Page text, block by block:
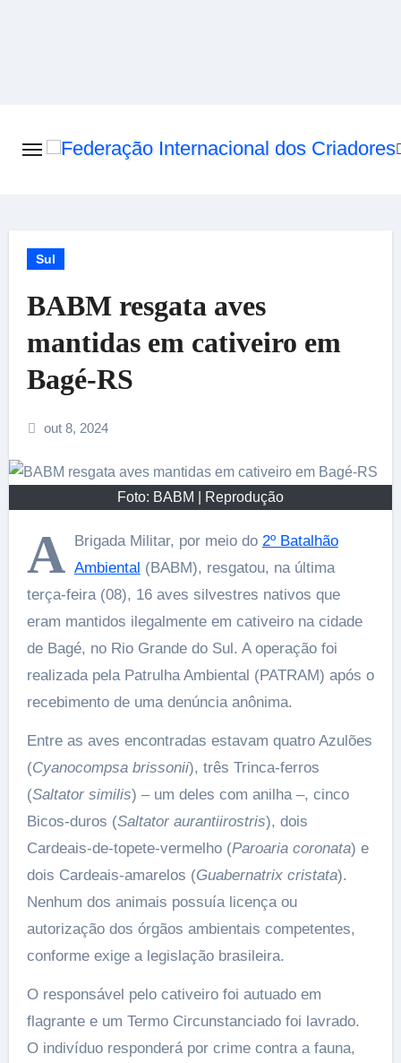
Sul
BABM resgata aves
mantidas em cativeiro em
Bagé-RS
out 8, 2024
Foto: BABM | Reprodução
A Brigada Militar, por meio do 2º Batalhão
Ambiental (BABM), resgatou, na última
terça-feira (08), 16 aves silvestres nativos que
eram mantidos ilegalmente em cativeiro na cidade
de Bagé, no Rio Grande do Sul. A operação foi
realizada pela Patrulha Ambiental (PATRAM) após o
recebimento de uma denúncia anônima.
Entre as aves encontradas estavam quatro Azulões
(Cyanocompsa brissonii), três Trinca-ferros
(Saltator similis) – um deles com anilha –, cinco
Bicos-duros (Saltator aurantiirostris), dois
Cardeais-de-topete-vermelho (Paroaria coronata) e
dois Cardeais-amarelos (Guabernatrix cristata).
Nenhum dos animais possuía licença ou
autorização dos órgãos ambientais competentes,
conforme exige a legislação brasileira.
O responsável pelo cativeiro foi autuado em
flagrante e um Termo Circunstanciado foi lavrado.
O indivíduo responderá por crime contra a fauna,